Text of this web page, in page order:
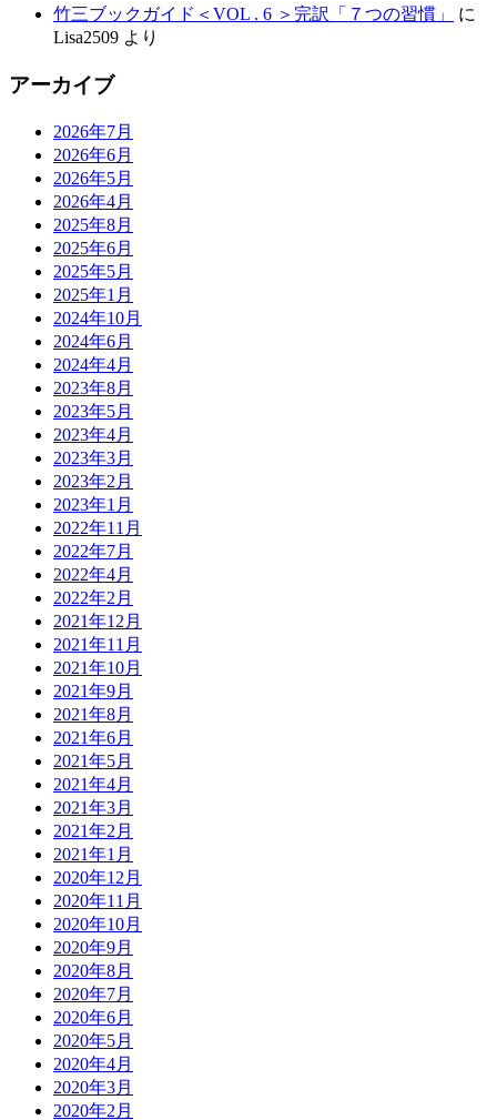
竹三ブックガイド＜VOL . 6 ＞完訳「７つの習慣」
に
Lisa2509 より
アーカイブ
2026年7月
2026年6月
2026年5月
2026年4月
2025年8月
2025年6月
2025年5月
2025年1月
2024年10月
2024年6月
2024年4月
2023年8月
2023年5月
2023年4月
2023年3月
2023年2月
2023年1月
2022年11月
2022年7月
2022年4月
2022年2月
2021年12月
2021年11月
2021年10月
2021年9月
2021年8月
2021年6月
2021年5月
2021年4月
2021年3月
2021年2月
2021年1月
2020年12月
2020年11月
2020年10月
2020年9月
2020年8月
2020年7月
2020年6月
2020年5月
2020年4月
2020年3月
2020年2月